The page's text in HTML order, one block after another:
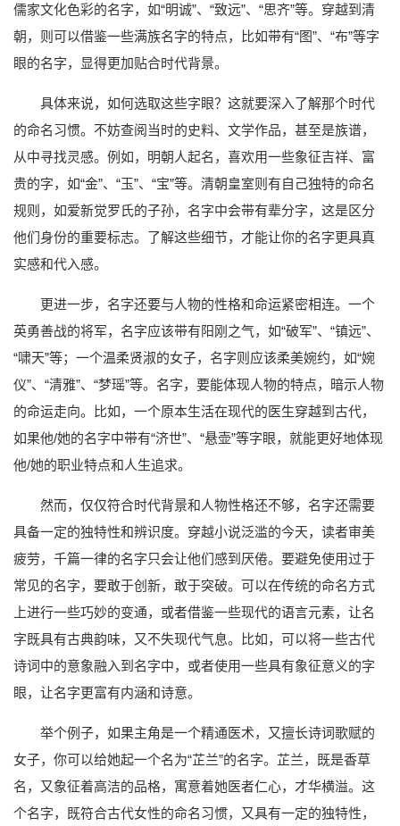
儒家文化色彩的名字，如“明诚”、“致远”、“思齐”等。穿越到清
朝，则可以借鉴一些满族名字的特点，比如带有“图”、“布”等字
眼的名字，显得更加贴合时代背景。
具体来说，如何选取这些字眼？这就要深入了解那个时代
的命名习惯。不妨查阅当时的史料、文学作品，甚至是族谱，
从中寻找灵感。例如，明朝人起名，喜欢用一些象征吉祥、富
贵的字，如“金”、“玉”、“宝”等。清朝皇室则有自己独特的命名
规则，如爱新觉罗氏的子孙，名字中会带有辈分字，这是区分
他们身份的重要标志。了解这些细节，才能让你的名字更具真
实感和代入感。
更进一步，名字还要与人物的性格和命运紧密相连。一个
英勇善战的将军，名字应该带有阳刚之气，如“破军”、“镇远”、
“啸天”等；一个温柔贤淑的女子，名字则应该柔美婉约，如“婉
仪”、“清雅”、“梦瑶”等。名字，要能体现人物的特点，暗示人物
的命运走向。比如，一个原本生活在现代的医生穿越到古代，
如果他/她的名字中带有“济世”、“悬壶”等字眼，就能更好地体现
他/她的职业特点和人生追求。
然而，仅仅符合时代背景和人物性格还不够，名字还需要
具备一定的独特性和辨识度。穿越小说泛滥的今天，读者审美
疲劳，千篇一律的名字只会让他们感到厌倦。要避免使用过于
常见的名字，要敢于创新，敢于突破。可以在传统的命名方式
上进行一些巧妙的变通，或者借鉴一些现代的语言元素，让名
字既具有古典韵味，又不失现代气息。比如，可以将一些古代
诗词中的意象融入到名字中，或者使用一些具有象征意义的字
眼，让名字更富有内涵和诗意。
举个例子，如果主角是一个精通医术，又擅长诗词歌赋的
女子，你可以给她起一个名为“芷兰”的名字。芷兰，既是香草
名，又象征着高洁的品格，寓意着她医者仁心，才华横溢。这
个名字，既符合古代女性的命名习惯，又具有一定的独特性，